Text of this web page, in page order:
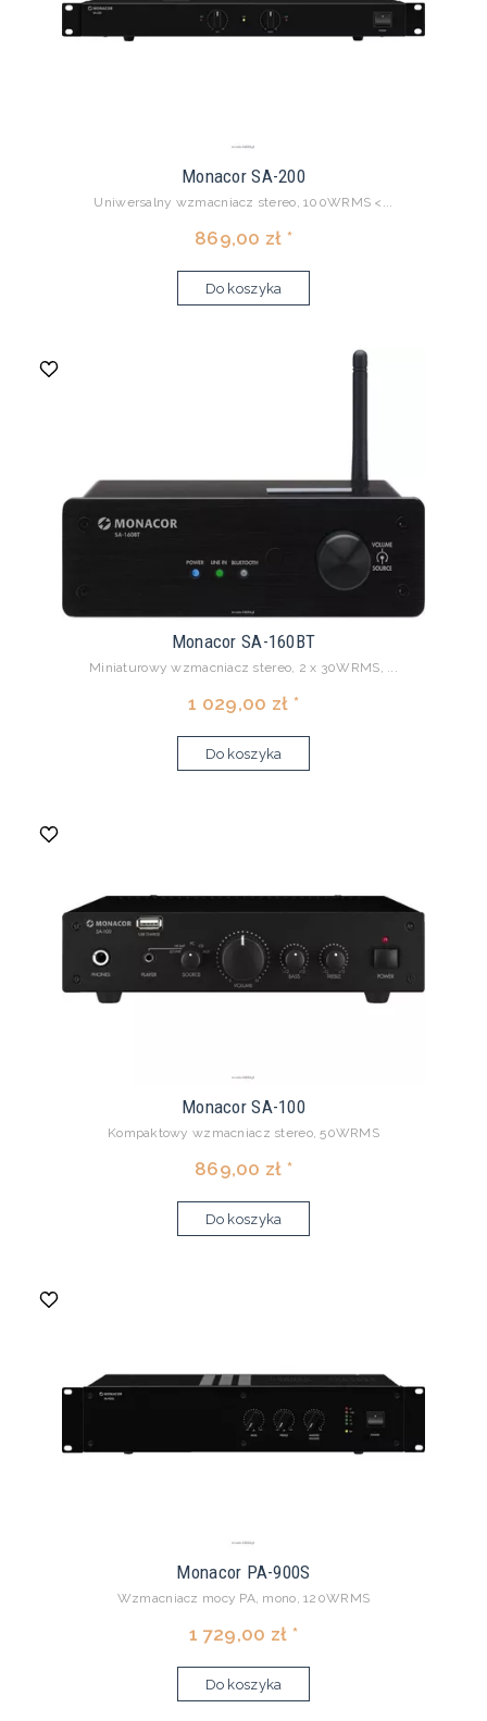
Monacor SA-200
Uniwersalny wzmacniacz stereo, 100WRMS <...
869,00 zł *
Do koszyka
Monacor SA-160BT
Miniaturowy wzmacniacz stereo, 2 x 30WRMS, ...
1 029,00 zł *
Do koszyka
Monacor SA-100
Kompaktowy wzmacniacz stereo, 50WRMS
869,00 zł *
Do koszyka
Monacor PA-900S
Wzmacniacz mocy PA, mono, 120WRMS
1 729,00 zł *
Do koszyka